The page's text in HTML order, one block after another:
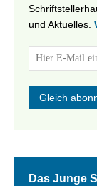
und Aktuelles.
Das Junge